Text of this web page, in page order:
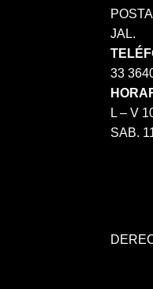
JAL.
33
L – V
SAB.